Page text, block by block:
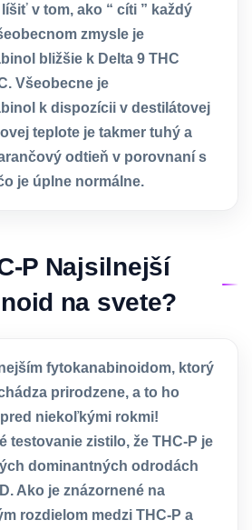
v tom, ako “ cíti ” každý
zmysle je
bližšie k Delta 9 THC
Všeobecne je
k dispozícii v destilátovej
teplote je takmer tuhý a
odtieň v porovnaní s
je úplne normálne.
P Najsilnejší
na svete?
fytokanabinoidom, ktorý
prirodzene, a to ho
niekoľkými rokmi!
testovanie zistilo, že THC-P je
dominantných odrodách
Ako je znázornené na
rozdielom medzi THC-P a